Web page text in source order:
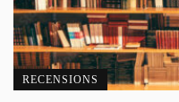
RECENSIONS